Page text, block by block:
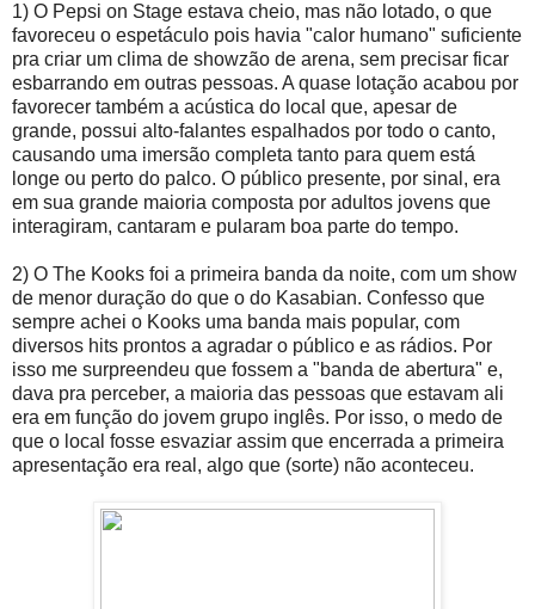
1) O Pepsi on Stage estava cheio, mas não lotado, o que
favoreceu o espetáculo pois havia "calor humano" suficiente
pra criar um clima de showzão de arena, sem precisar ficar
esbarrando em outras pessoas. A quase lotação acabou por
favorecer também a acústica do local que, apesar de
grande, possui alto-falantes espalhados por todo o canto,
causando uma imersão completa tanto para quem está
longe ou perto do palco. O público presente, por sinal, era
em sua grande maioria composta por adultos jovens que
interagiram, cantaram e pularam boa parte do tempo.
2) O The Kooks foi a primeira banda da noite, com um show
de menor duração do que o do Kasabian. Confesso que
sempre achei o Kooks uma banda mais popular, com
diversos hits prontos a agradar o público e as rádios. Por
isso me surpreendeu que fossem a "banda de abertura" e,
dava pra perceber, a maioria das pessoas que estavam ali
era em função do jovem grupo inglês. Por isso, o medo de
que o local fosse esvaziar assim que encerrada a primeira
apresentação era real, algo que (sorte) não aconteceu.